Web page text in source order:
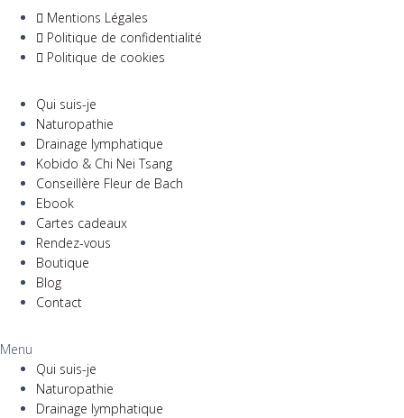
Mentions Légales
Politique de confidentialité
Politique de cookies
Qui suis-je
Naturopathie
Drainage lymphatique
Kobido & Chi Nei Tsang
Conseillère Fleur de Bach
Ebook
Cartes cadeaux
Rendez-vous
Boutique
Blog
Contact
Menu
Qui suis-je
Naturopathie
Drainage lymphatique